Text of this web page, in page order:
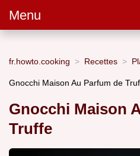
Menu
fr.howto.cooking Recettes
Gnocchi Maison Au Parfum de
Gnocchi Maison
Truffe